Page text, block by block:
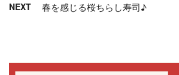
NEXT 春を感じる桜ちらし寿司♪